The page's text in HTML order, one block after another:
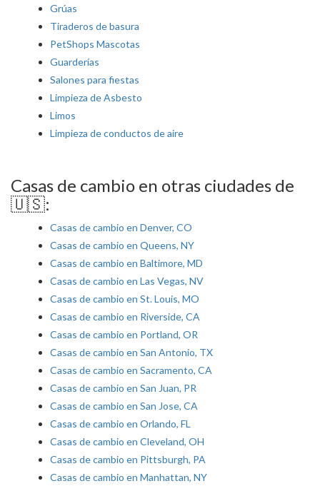
Grúas
Tiraderos de basura
PetShops Mascotas
Guarderías
Salones para fiestas
Limpieza de Asbesto
Limos
Limpieza de conductos de aire
Casas de cambio en otras ciudades de
🇺🇸:
Casas de cambio en Denver, CO
Casas de cambio en Queens, NY
Casas de cambio en Baltimore, MD
Casas de cambio en Las Vegas, NV
Casas de cambio en St. Louis, MO
Casas de cambio en Riverside, CA
Casas de cambio en Portland, OR
Casas de cambio en San Antonio, TX
Casas de cambio en Sacramento, CA
Casas de cambio en San Juan, PR
Casas de cambio en San Jose, CA
Casas de cambio en Orlando, FL
Casas de cambio en Cleveland, OH
Casas de cambio en Pittsburgh, PA
Casas de cambio en Manhattan, NY